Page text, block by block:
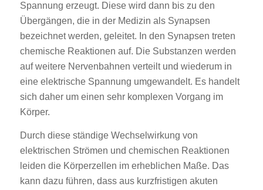
Spannung erzeugt. Diese wird dann bis zu den
Übergängen, die in der Medizin als Synapsen
bezeichnet werden, geleitet. In den Synapsen treten
chemische Reaktionen auf. Die Substanzen werden
auf weitere Nervenbahnen verteilt und wiederum in
eine elektrische Spannung umgewandelt. Es handelt
sich daher um einen sehr komplexen Vorgang im
Körper.
Durch diese ständige Wechselwirkung von
elektrischen Strömen und chemischen Reaktionen
leiden die Körperzellen im erheblichen Maße. Das
kann dazu führen, dass aus kurzfristigen akuten